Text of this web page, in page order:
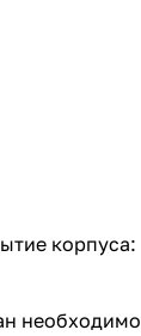
корпуса:
необходимо